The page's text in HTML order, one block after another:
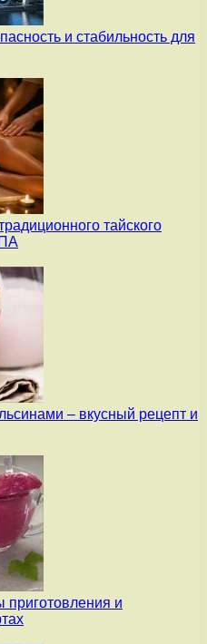
и стабильность для
тайского
– вкусный рецепт и
приготовления и